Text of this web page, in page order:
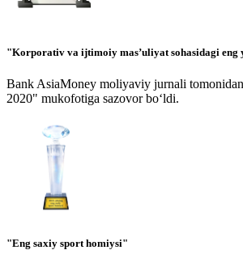
"Korporativ va ijtimoiy mas’uliyat sohasidagi eng
Bank AsiaMoney moliyaviy jurnali
2020" mukofotiga sazovor bo‘ldi.
"Eng saxiy sport homiysi"